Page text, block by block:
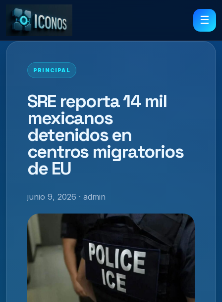
☰
PRINCIPAL
SRE reporta 14 mil
mexicanos
detenidos en
centros migratorios
de EU
junio 9, 2026 · admin